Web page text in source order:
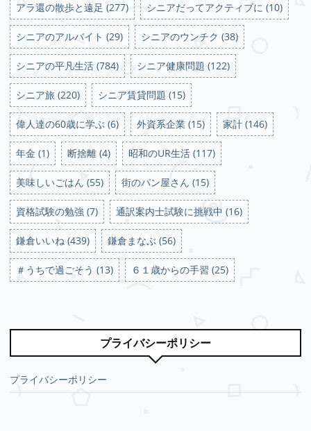
アラ還の散歩と遠足 (277) シニアだってアクティブに (10)
シニアのアルバイト (29) シニアのウンチク (38)
シニアの平凡生活 (784) シニア健康問題 (122)
シニア旅 (220) シニア賃貸問題 (15)
偉人達の60歳に学ぶ (6) 外資系企業 (15) 家計 (146)
年金 (1) 断捨離 (4) 昭和のUR生活 (117)
美味しいごはん (55) 街のパン屋さん (15)
資格試験の勉強 (7) 通訳案内士試験に挑戦中 (16)
鎌倉いいね (439) 鎌倉まなぶ (56)
＃うちで過ごそう (13) ６１歳からの手習 (25)
プライバシーポリシー
プライバシーポリシー